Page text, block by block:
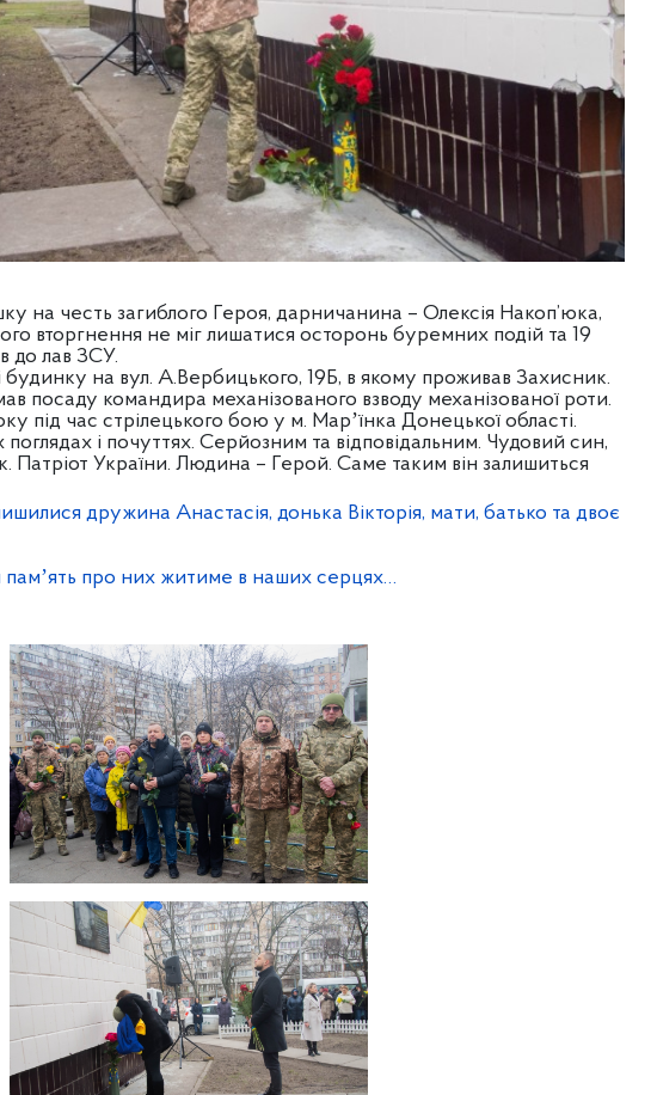
на честь загиблого Героя, дарничанина – Олексія Накоп’юка,
вторгнення не міг лишатися осторонь буремних подій та 19
до лав ЗСУ.
на вул. А.Вербицького, 19Б, в якому проживав Захисник.
посаду командира механізованого взводу механізованої роти.
під час стрілецького бою у м. Марʼїнка Донецької області.
і почуттях. Серйозним та відповідальним. Чудовий син,
Патріот України. Людина – Герой. Саме таким він залишиться
дружина Анастасія, донька Вікторія, мати, батько та двоє
памʼять про них житиме в наших серцях…